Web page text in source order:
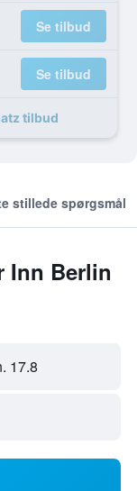
Se tilbud
Se tilbud
tilbud
stillede spørgsmål
Inn Berlin
17.8